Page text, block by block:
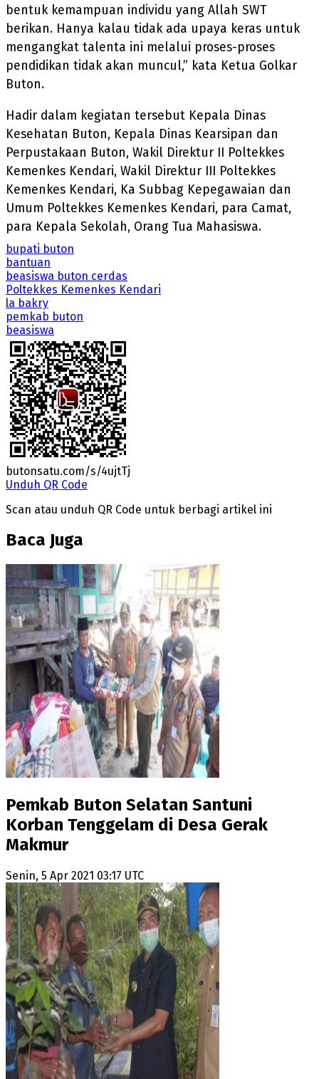
bentuk kemampuan individu yang Allah SWT
berikan. Hanya kalau tidak ada upaya keras untuk
mengangkat talenta ini melalui proses-proses
pendidikan tidak akan muncul,” kata Ketua Golkar
Buton.
Hadir dalam kegiatan tersebut Kepala Dinas
Kesehatan Buton, Kepala Dinas Kearsipan dan
Perpustakaan Buton, Wakil Direktur II Poltekkes
Kemenkes Kendari, Wakil Direktur III Poltekkes
Kemenkes Kendari, Ka Subbag Kepegawaian dan
Umum Poltekkes Kemenkes Kendari, para Camat,
para Kepala Sekolah, Orang Tua Mahasiswa.
bupati buton
bantuan
beasiswa buton cerdas
Poltekkes Kemenkes Kendari
la bakry
pemkab buton
beasiswa
butonsatu.com/s/4ujtTj
Unduh QR Code
Scan atau unduh QR Code untuk berbagi artikel ini
Baca Juga
Pemkab Buton Selatan Santuni
Korban Tenggelam di Desa Gerak
Makmur
Senin, 5 Apr 2021 03:17 UTC